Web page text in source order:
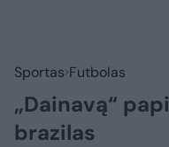
Sportas Futbolas
„Dainavą“
brazilas